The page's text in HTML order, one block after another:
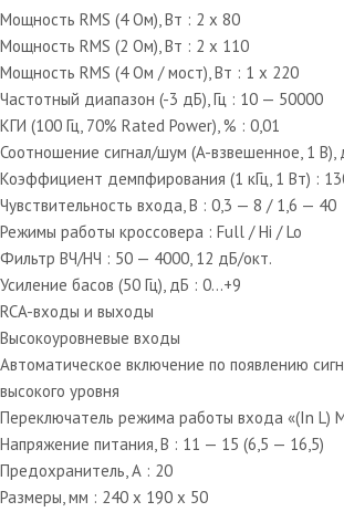
Мощность RMS (4 Ом), Вт : 2 x 80
Мощность RMS (2 Ом), Вт : 2 x 110
Мощность RMS (4 Ом / мост), Вт : 1 x 220
Частотный диапазон (-3 дБ), Гц : 10 — 50000
КГИ (100 Гц, 70% Rated Power), % : 0,01
Соотношение сигнал/шум (A-взвешенное, 1 В),
Коэффициент демпфирования (1 кГц, 1 Вт) :
Чувствительность входа, В : 0,3 — 8 / 1,6 — 40
Режимы работы кроссовера : Full / Hi / Lo
Фильтр ВЧ/НЧ : 50 — 4000, 12 дБ/окт.
Усиление басов (50 Гц), дБ : 0…+9
RCA-входы и выходы
Высокоуровневые входы
Автоматическое включение по появлению
высокого уровня
Переключатель режима работы входа «(In L)
Напряжение питания, В : 11 — 15 (6,5 — 16,5)
Предохранитель, А : 20
Размеры, мм : 240 x 190 x 50